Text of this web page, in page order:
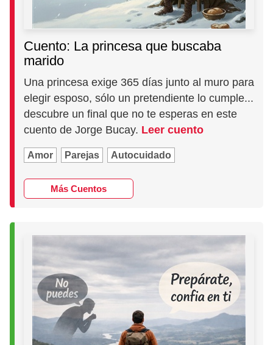
Cuento: La princesa que buscaba
marido
Una princesa exige 365 días junto al muro para
elegir esposo, sólo un pretendiente lo cumple...
descubre un final que no te esperas en este
cuento de Jorge Bucay. Leer cuento
Amor Parejas Autocuidado
Más Cuentos